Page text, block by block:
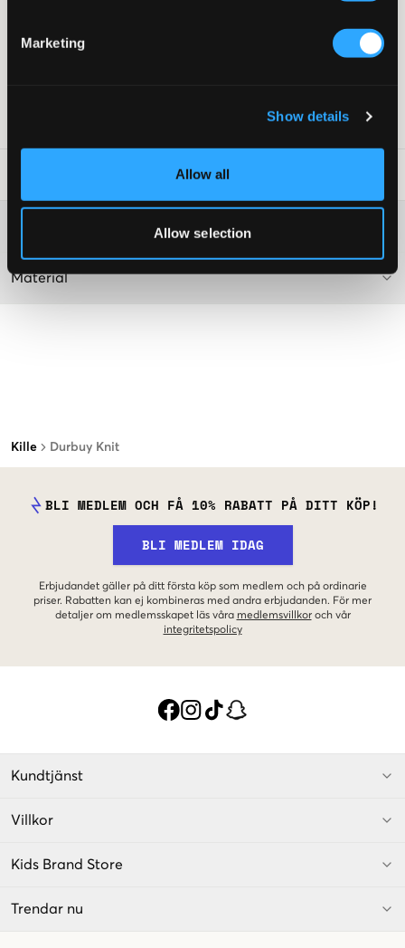
Marketing
Show details
Allow all
Allow selection
Kille Durbuy Knit
Stickad
Half-zip
Mer information om tvättråd
Material
BLI MEDLEM OCH FÅ 10% RABATT PÅ DITT KÖP!
BLI MEDLEM IDAG
Erbjudandet gäller på ditt första köp som medlem och på ordinarie
priser. Rabatten kan ej kombineras med andra erbjudanden. För mer
detaljer om medlemsskapet läs våra medlemsvillkor och vår
integritetspolicy
Kundtjänst
Villkor
Kids Brand Store
Trendar nu